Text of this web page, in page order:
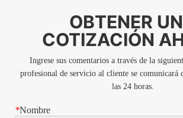
OBTENER
COTIZACIÓN
Ingrese sus comentarios a través de la
profesional de servicio al cliente se comunicará
las 24 horas.
*Nombre